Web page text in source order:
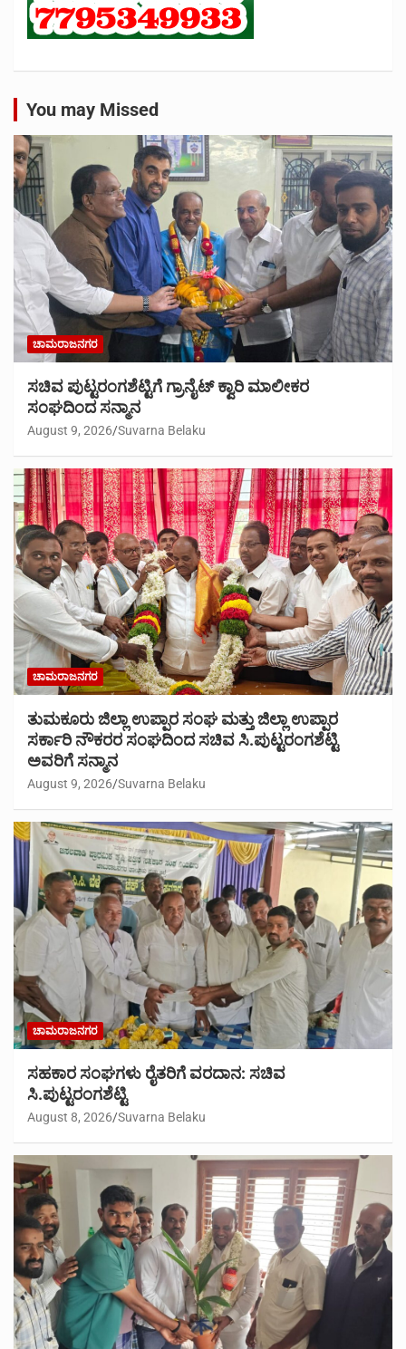
You may Missed
ಚಾಮರಾಜನಗರ
ಸಚಿವ ಪುಟ್ಟರಂಗಶೆಟ್ಟಿಗೆ ಗ್ರಾನೈಟ್ ಕ್ವಾರಿ ಮಾಲೀಕರ
ಸಂಘದಿಂದ ಸನ್ಮಾನ
August 9, 2026 Suvarna Belaku
ಚಾಮರಾಜನಗರ
ತುಮಕೂರು ಜಿಲ್ಲಾ ಉಪ್ಪಾರ ಸಂಘ ಮತ್ತು ಜಿಲ್ಲಾ ಉಪ್ಪಾರ
ಸರ್ಕಾರಿ ನೌಕರರ ಸಂಘದಿಂದ ಸಚಿವ ಸಿ.ಪುಟ್ಟರಂಗಶೆಟ್ಟಿ
ಅವರಿಗೆ ಸನ್ಮಾನ
August 9, 2026 Suvarna Belaku
ಚಾಮರಾಜನಗರ
ಸಹಕಾರ ಸಂಘಗಳು ರೈತರಿಗೆ ವರದಾನ: ಸಚಿವ
ಸಿ.ಪುಟ್ಟರಂಗಶೆಟ್ಟಿ
August 8, 2026 Suvarna Belaku